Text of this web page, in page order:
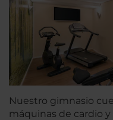
Nuestro gimnasio
máquinas de cardio